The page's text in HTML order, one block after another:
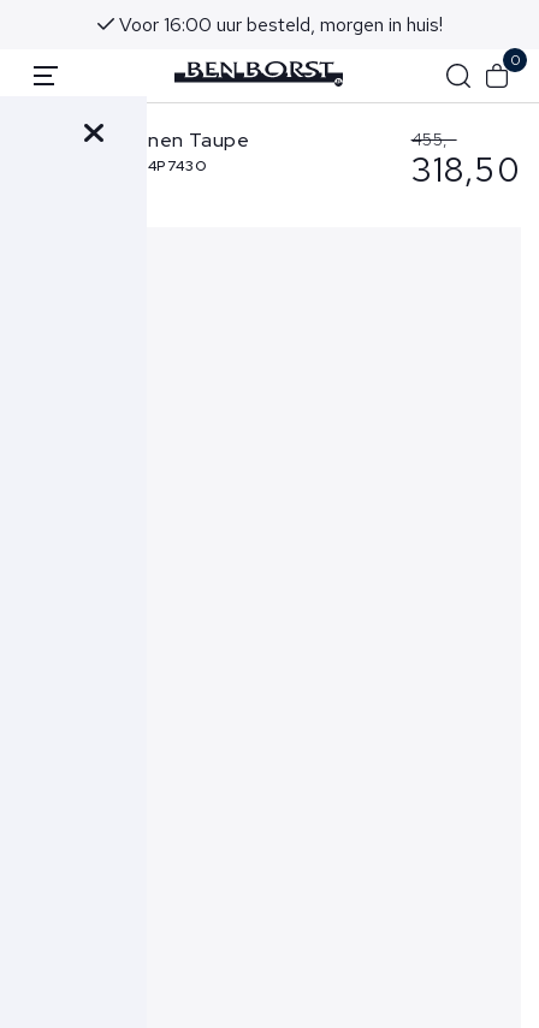
Voor 16:00 uur besteld, morgen in huis!
0
Hogan Schoenen Taupe
HXM5630FK70U4P743O
455,-
318,50